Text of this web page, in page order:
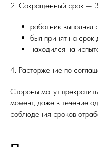
2. Сокращенный срок —
работник выполнял
был принят на
находился на
4. Расторжение по
Стороны могут
момент, даже в течение
соблюдения сроков